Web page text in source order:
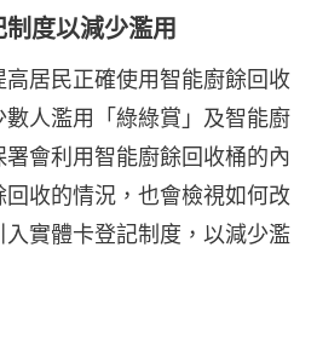
度以減少濫用
居民正確使用智能廚餘回收
人濫用「綠綠賞」及智能廚
會利用智能廚餘回收桶的內
收的情況，也會檢視如何改
實體卡登記制度，以減少濫